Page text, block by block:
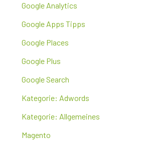
Google Analytics
Google Apps Tipps
Google Places
Google Plus
Google Search
Kategorie: Adwords
Kategorie: Allgemeines
Magento